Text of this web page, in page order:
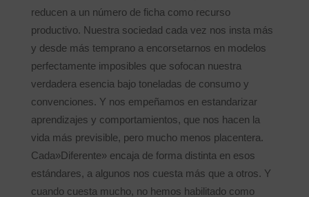
reducen a un número de ficha como recurso
productivo. Nuestra sociedad cada vez nos insta más
y desde más temprano a encorsetarnos en modelos
perfectamente imposibles que sofocan nuestra
verdadera esencia bajo toneladas de consumo y
convenciones. Y nos empeñamos en estandarizar
aprendizajes y comportamientos, que nos hacen la
vida más previsible, pero mucho menos placentera.
Cada»Diferente» encaja de forma distinta en esos
estándares, a algunos nos cuesta más que a otros. Y
cuando cuesta mucho, no hemos habilitado como